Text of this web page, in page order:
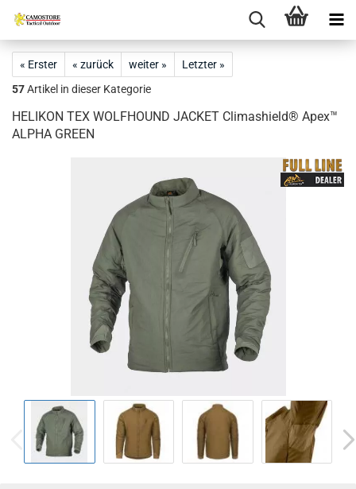
« Erster « zurück weiter »
Letzter »
57Artikel in dieser Kategorie
HELIKON TEX WOLFHOUND JACKET Climashield® Apex™
ALPHA GREEN